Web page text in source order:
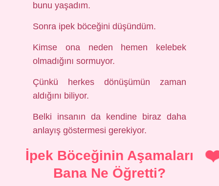
bunu yaşadım.
Sonra ipek böceğini düşündüm.
Kimse ona neden hemen kelebek
olmadığını sormuyor.
Çünkü herkes dönüşümün zaman
aldığını biliyor.
Belki insanın da kendine biraz daha
anlayış göstermesi gerekiyor.
İpek Böceğinin Aşamaları
Bana Ne Öğretti?